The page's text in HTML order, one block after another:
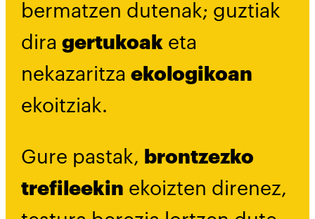
bermatzen dutenak; guztiak
diragertukoak eta
nekazaritzaekologikoan
ekoitziak.
Gure pastak, brontzezko
trefileekin ekoizten direnez,